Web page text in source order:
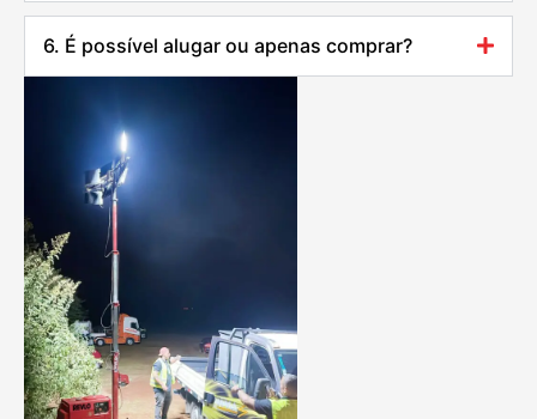
6. É possível alugar ou apenas comprar?